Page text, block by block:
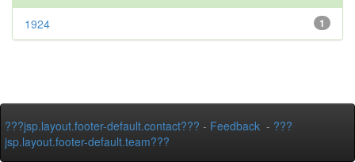
1
1924
???jsp.layout.footer-default.contact??? - Feedback - ???
jsp.layout.footer-default.team???